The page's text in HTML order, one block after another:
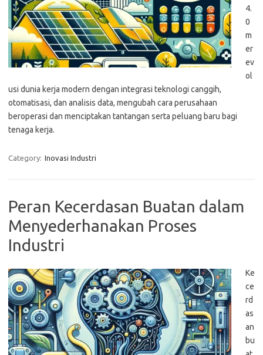
4.
0
m
er
ev
ol
usi dunia kerja modern dengan integrasi teknologi canggih,
otomatisasi, dan analisis data, mengubah cara perusahaan
beroperasi dan menciptakan tantangan serta peluang baru bagi
tenaga kerja.
Category: Inovasi Industri
Peran Kecerdasan Buatan dalam
Menyederhanakan Proses
Industri
Ke
ce
rd
as
an
bu